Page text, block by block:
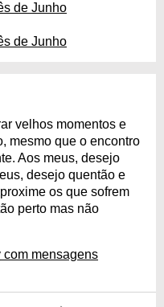
de Junho
de Junho
velhos momentos e
mesmo que o encontro
Aos meus, desejo
desejo quentão e
os que sofrem
perto mas não
mensagens